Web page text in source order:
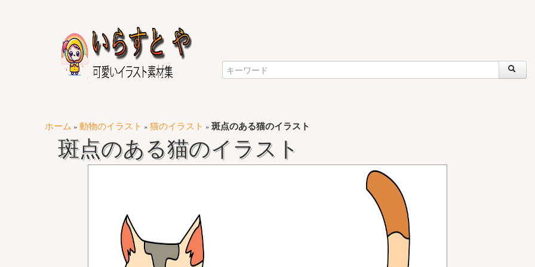
ホーム » 動物のイラスト » 猫のイラスト » 斑点のある猫のイラスト
斑点のある猫のイラスト